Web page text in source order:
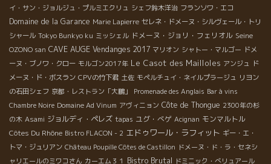
イ・サン・ジョルジュ・プルミエクリュ シェフ鈴木洋治 フランソワ・エコ
Domaine de la Garance Marie Lapierre セレネ・ドメーヌ・シルヴェール・トリ
シャール Tokyo Bunkyo ku ミッシェル ドメーヌ・ジョリ・フェリオル Seine
OZONO san CAVE AUGE Vendanges 2017 マリオン シャトー・マルゴー ドメ
ーヌ・ブノワ・クロー モルゴン2017年 Le Casot des Mailloles アンジュ ド
メーヌ・ド・ボスラン CPVの竹下君 土佐 モペルチュイ・ネイルプラージュ リヨン
の石田シェフ 京都・レストラン「大鵬」 Promenade des Anglais Bar à vins
Chambre Noire Domaine Ad Vinum アヴィニョン Côte de Thongue 2300年の杉
の木 Asami ジョルディ・ペレズ tapas ユグ・べゲ Acignan モンマルトル
Côtes Du Rhône Bistro FLACON - 2 エドゥワール・ラフィット ギー・エ・
トマ・ジュリアン Château Poupille Côtes de Castillon ドメーヌ・ド・ラ・セネシ
ャリエールのミワコさん カーエム３１ Bistro Brutal ドミニック・べリュアール